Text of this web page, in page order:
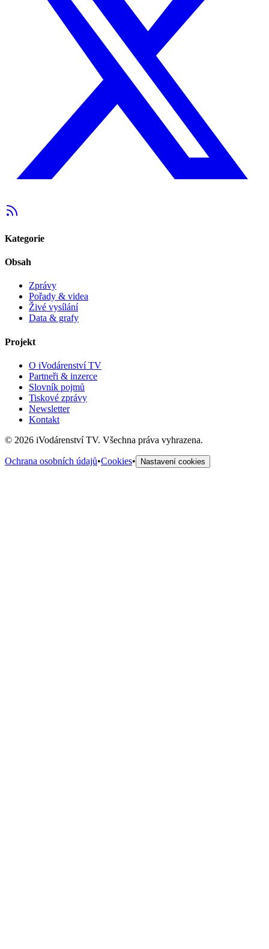
Kategorie
Obsah
Zprávy
Pořady & videa
Živé vysílání
Data & grafy
Projekt
O iVodárenství TV
Partneři & inzerce
Slovník pojmů
Tiskové zprávy
Newsletter
Kontakt
© 2026 iVodárenství TV. Všechna práva vyhrazena.
Ochrana osobních údajů•Cookies• Nastavení cookies